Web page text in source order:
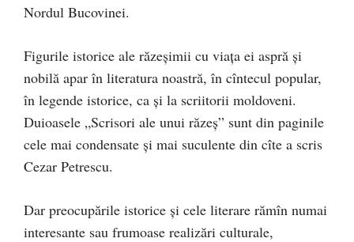
Nordul Bucovinei.
Figurile istorice ale răzeşimii cu viaţa ei aspră şi
nobilă apar în literatura noastră, în cîntecul popular,
în legende istorice, ca şi la scriitorii moldoveni.
Duioasele „Scrisori ale unui răzeș” sunt din paginile
cele mai condensate şi mai suculente din cîte a scris
Cezar Petrescu.
Dar preocupările istorice şi cele literare rămîn numai
interesante sau frumoase realizări culturale,